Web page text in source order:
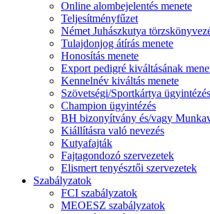
Online alombejelentés menete
Teljesítményfűzet
Német Juhászkutya
Tulajdonjog átírás menete
Honosítás menete
Export pedigré kiváltásának
Kennelnév kiváltás menete
Szövetségi/Sportkártya ügyintézés
Champion ügyintézés
BH bizonyítvány és/vagy
Kiállításra való nevezés
Kutyafajták
Fajtagondozó szervezetek
Elismert tenyésztői szervezetek
Szabályzatok
FCI szabályzatok
MEOESZ szabályzatok